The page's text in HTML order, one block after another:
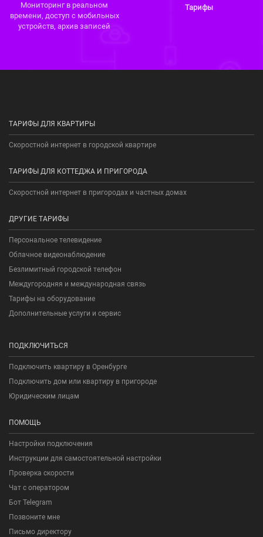
Монито­ринг в реальном
времени, доступ с мобильных
устройств, архив записей
Тарифы
ТАРИФЫ ДЛЯ КВАРТИРЫ
Скоростной интернет в городской квартире
ТАРИФЫ ДЛЯ КОТТЕДЖА И ПРИГОРОДА
Скоростной интернет в пригородах и частных домах
ДРУГИЕ ТАРИФЫ
Персональное телевидение
Облачное видеонаблюдение
Безлимитный городской телефон
Междугородняя и международная связь
Тарифы на оборудование
Дополнительные услуги и сервис
ПОДКЛЮЧИТЬСЯ
Подключить квартиру в Оренбурге
Подключить дом или квартиру в пригороде
Юридическим лицам
ПОМОЩЬ
Настройки подключения
Инструкции для самостоятельной настройки
Проверка скорости
Чат с оператором
Бот Telegram
Позвоните мне
Письмо директору